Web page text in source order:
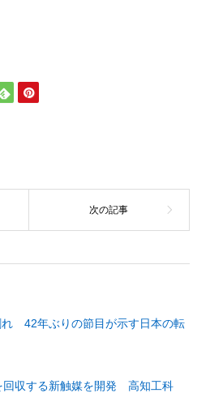
れ 42年ぶりの節目が示す日本の転
回収する新触媒を開発 高知工科